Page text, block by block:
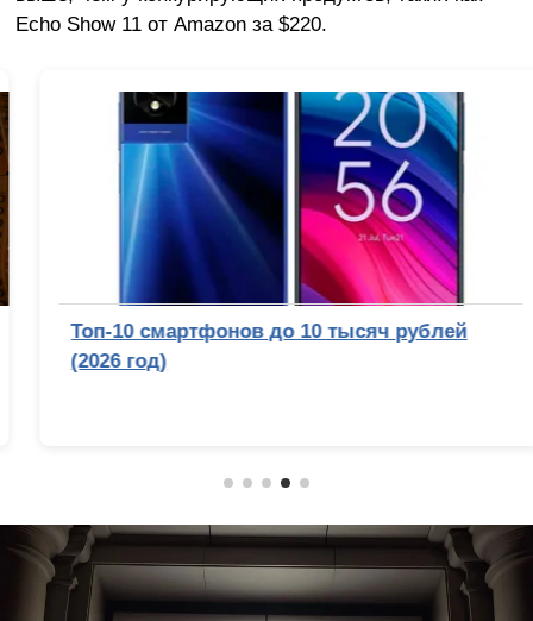
Echo Show 11 от Amazon за $220.
Топ-10 смартфонов до 10 тысяч рублей
(2026 год)